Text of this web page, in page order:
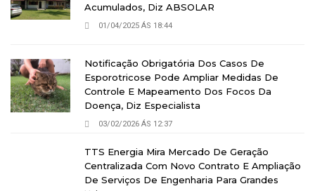
Acumulados, Diz ABSOLAR
01/04/2025 ÁS 18:44
Notificação Obrigatória Dos Casos De
Esporotricose Pode Ampliar Medidas De
Controle E Mapeamento Dos Focos Da
Doença, Diz Especialista
03/02/2026 ÁS 12:37
TTS Energia Mira Mercado De Geração
Centralizada Com Novo Contrato E Ampliação
De Serviços De Engenharia Para Grandes